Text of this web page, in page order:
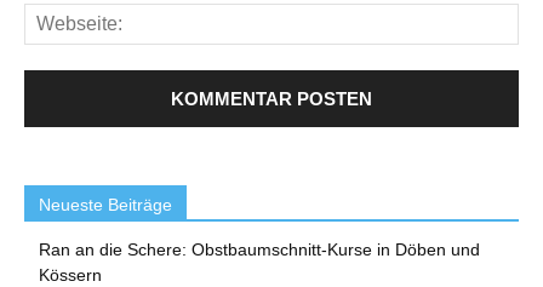
Neueste Beiträge
Ran an die Schere: Obstbaumschnitt-Kurse in Döben und
Kössern